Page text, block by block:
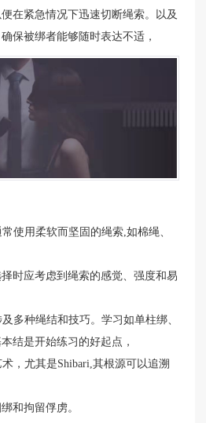
在紧急情况下迅速切断绳索。以及
保被绑者能够随时表达不适，
使用柔软而坚固的绳索,如棉绳、
时应考虑到绳索的感觉、强度和易
多种绳结和技巧。学习如单柱绑、
结是开始练习的好起点，
，尤其是Shibari,其根源可以追溯
和拘留俘虏。